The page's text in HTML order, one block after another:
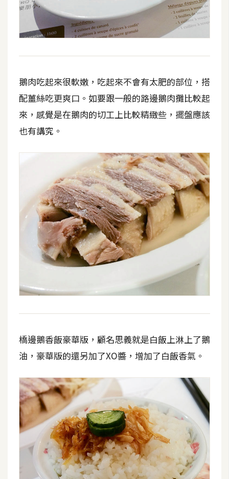
鵝肉吃起來很軟嫩，吃起來不會有太肥的部位，搭
配薑絲吃更爽口。如要跟一般的路邊鵝肉攤比較起
來，感覺是在鵝肉的切工上比較精緻些，擺盤應該
也有講究。
橋邊鵝香飯豪華版，顧名思義就是白飯上淋上了鵝
油，豪華版的還另加了XO醬，增加了白飯香氣。